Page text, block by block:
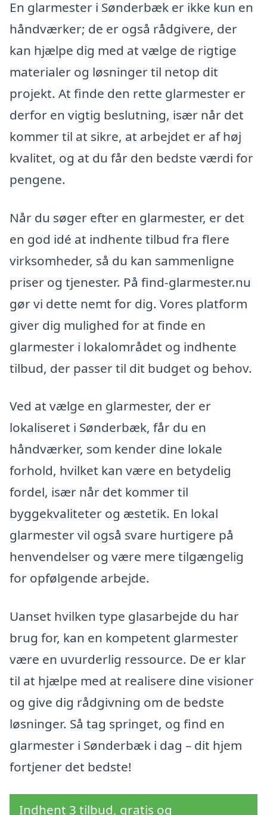
En glarmester i Sønderbæk er ikke kun en
håndværker; de er også rådgivere, der
kan hjælpe dig med at vælge de rigtige
materialer og løsninger til netop dit
projekt. At finde den rette glarmester er
derfor en vigtig beslutning, især når det
kommer til at sikre, at arbejdet er af høj
kvalitet, og at du får den bedste værdi for
pengene.
Når du søger efter en glarmester, er det
en god idé at indhente tilbud fra flere
virksomheder, så du kan sammenligne
priser og tjenester. På find-glarmester.nu
gør vi dette nemt for dig. Vores platform
giver dig mulighed for at finde en
glarmester i lokalområdet og indhente
tilbud, der passer til dit budget og behov.
Ved at vælge en glarmester, der er
lokaliseret i Sønderbæk, får du en
håndværker, som kender dine lokale
forhold, hvilket kan være en betydelig
fordel, især når det kommer til
byggekvaliteter og æstetik. En lokal
glarmester vil også svare hurtigere på
henvendelser og være mere tilgængelig
for opfølgende arbejde.
Uanset hvilken type glasarbejde du har
brug for, kan en kompetent glarmester
være en uvurderlig ressource. De er klar
til at hjælpe med at realisere dine visioner
og give dig rådgivning om de bedste
løsninger. Så tag springet, og find en
glarmester i Sønderbæk i dag – dit hjem
fortjener det bedste!
Indhent 3 tilbud, gratis og